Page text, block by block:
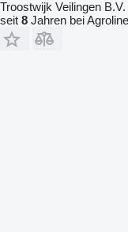
Troostwijk Veilingen B.V.
seit 8 Jahren bei Agroline